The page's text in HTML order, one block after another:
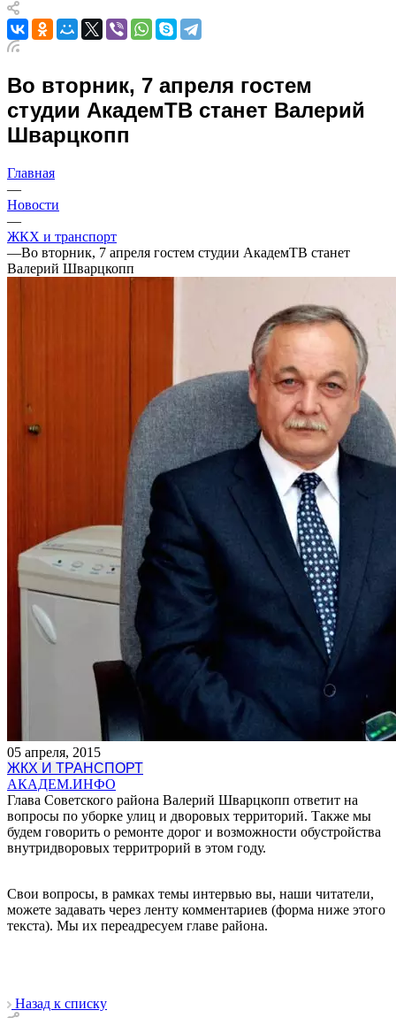
Во вторник, 7 апреля гостем
студии АкадемТВ станет Валерий
Шварцкопп
Главная
—
Новости
—
ЖКХ и транспорт
—Во вторник, 7 апреля гостем студии АкадемТВ станет
Валерий Шварцкопп
05 апреля, 2015
ЖКХ И ТРАНСПОРТ
АКАДЕМ.ИНФО
Глава Советского района Валерий Шварцкопп ответит на
вопросы по уборке улиц и дворовых территорий. Также мы
будем говорить о ремонте дорог и возможности обустройства
внутридворовых территрорий в этом году.
Свои вопросы, в рамках темы интервью вы, наши читатели,
можете задавать через ленту комментариев (форма ниже этого
текста). Мы их переадресуем главе района.
Назад к списку